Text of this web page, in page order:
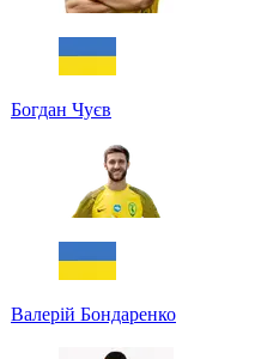
Богдан Чуєв
Валерій Бондаренко